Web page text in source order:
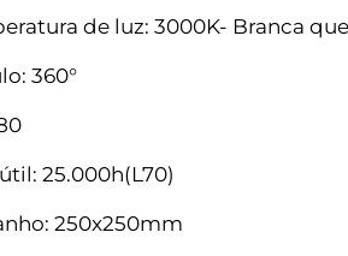
de luz: 3000K- Branca
360°
25.000h(L70)
250x250mm